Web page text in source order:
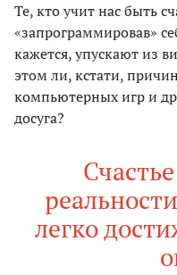
Те, кто учит нас быть
«запрограммировав»
кажется, упускают из
этом ли, кстати,
компьютерных игр и
досуга?
легко